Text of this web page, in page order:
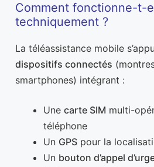
Comment fonctionne-t-
techniquement ?
La téléassistance mobile
dispositifs connectés
smartphones) intégrant :
Une carte SIM multi-
téléphone
Un GPS pour la
Un bouton d’appel